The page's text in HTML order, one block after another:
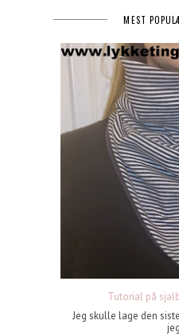
MEST
Tutorial på
Jeg skulle lage den